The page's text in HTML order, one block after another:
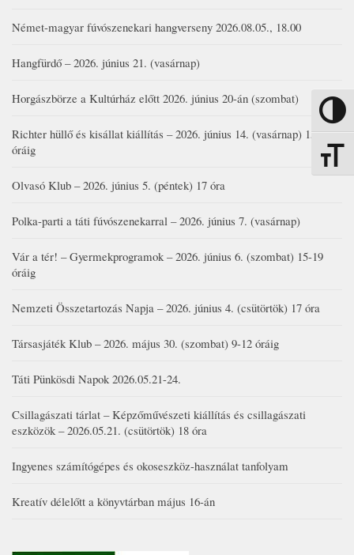
Nagy
Német-magyar fúvószenekari hangverseny 2026.08.05., 18.00
Hangfürdő – 2026. június 21. (vasárnap)
Horgászbörze a Kultúrház előtt 2026. június 20-án (szombat)
Richter hüllő és kisállat kiállítás – 2026. június 14. (vasárnap) 15-17
óráig
Olvasó Klub – 2026. június 5. (péntek) 17 óra
Polka-parti a táti fúvószenekarral – 2026. június 7. (vasárnap)
Vár a tér! – Gyermekprogramok – 2026. június 6. (szombat) 15-19
óráig
Nemzeti Összetartozás Napja – 2026. június 4. (csütörtök) 17 óra
Társasjáték Klub – 2026. május 30. (szombat) 9-12 óráig
Táti Pünkösdi Napok 2026.05.21-24.
Csillagászati tárlat – Képzőművészeti kiállítás és csillagászati
eszközök – 2026.05.21. (csütörtök) 18 óra
Ingyenes számítógépes és okoseszköz-használat tanfolyam
Kreatív délelőtt a könyvtárban május 16-án